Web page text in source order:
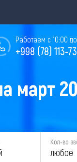
Работаем с 10:00
+998 (78) 113-
март
Кол-во
любое